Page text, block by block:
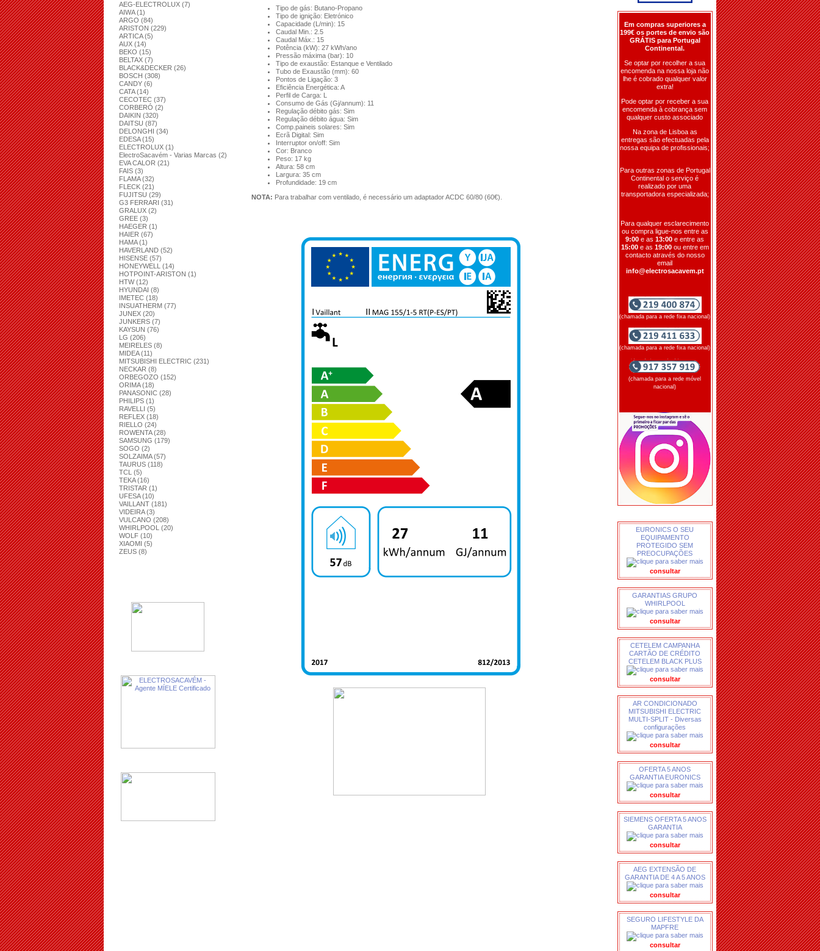
AEG-ELECTROLUX (7)
AIWA (1)
ARGO (84)
ARISTON (229)
ARTICA (5)
AUX (14)
BEKO (15)
BELTAX (7)
BLACK&DECKER (26)
BOSCH (308)
CANDY (6)
CATA (14)
CECOTEC (37)
CORBERÓ (2)
DAIKIN (320)
DAITSU (87)
DELONGHI (34)
EDESA (15)
ELECTROLUX (1)
ElectroSacavém - Varias Marcas (2)
EVA CALOR (21)
FAIS (3)
FLAMA (32)
FLECK (21)
FUJITSU (29)
G3 FERRARI (31)
GRALUX (2)
GREE (3)
HAEGER (1)
HAIER (67)
HAMA (1)
HAVERLAND (52)
HISENSE (57)
HONEYWELL (14)
HOTPOINT-ARISTON (1)
HTW (12)
HYUNDAI (8)
IMETEC (18)
INSUATHERM (77)
JUNEX (20)
JUNKERS (7)
KAYSUN (76)
LG (206)
MEIRELES (8)
MIDEA (11)
MITSUBISHI ELECTRIC (231)
NECKAR (8)
ORBEGOZO (152)
ORIMA (18)
PANASONIC (28)
PHILIPS (1)
RAVELLI (5)
REFLEX (18)
RIELLO (24)
ROWENTA (28)
SAMSUNG (179)
SOGO (2)
SOLZAIMA (57)
TAURUS (118)
TCL (5)
TEKA (16)
TRISTAR (1)
UFESA (10)
VAILLANT (181)
VIDEIRA (3)
VULCANO (208)
WHIRLPOOL (20)
WOLF (10)
XIAOMI (5)
ZEUS (8)
Tipo de gás: Butano-Propano
Tipo de ignição: Eletrónico
Capacidade (L/min): 15
Caudal Min.: 2.5
Caudal Máx.: 15
Potência (kW): 27 kWh/ano
Pressão máxima (bar): 10
Tipo de exaustão: Estanque e Ventilado
Tubo de Exaustão (mm): 60
Pontos de Ligação: 3
Eficiência Energética: A
Perfil de Carga: L
Consumo de Gás (Gj/annum): 11
Regulação débito gás: Sim
Regulação débito água: Sim
Comp.paineis solares: Sim
Ecrã Digital: Sim
Interruptor on/off: Sim
Cor: Branco
Peso: 17 kg
Altura: 58 cm
Largura: 35 cm
Profundidade: 19 cm
NOTA: Para trabalhar com ventilado, é necessário um adaptador ACDC 60/80 (60€).
Em compras superiores a
199€ os portes de envio são
GRÁTIS para Portugal
Continental.
Se optar por recolher a sua
encomenda na nossa loja não
lhe é cobrado qualquer valor
extra!
Pode optar por receber a sua
encomenda à cobrança sem
qualquer custo associado
Na zona de Lisboa as
entregas são efectuadas pela
nossa equipa de profissionais;
Para outras zonas de Portugal
Continental o serviço é
realizado por uma
transportadora especializada;
Para qualquer esclarecimento
ou compra ligue-nos entre as
9:00 e as 13:00 e entre as
15:00e as 19:00 ou entre em
contacto através do nosso
email
info@electrosacavem.pt
(chamada para a rede fixa nacional)
(chamada para a rede fixa nacional)
(chamada para a rede móvel
nacional)
EURONICS O SEU
EQUIPAMENTO
PROTEGIDO SEM
PREOCUPAÇÕES
consultar
GARANTIAS GRUPO
WHIRLPOOL
consultar
CETELEM CAMPANHA
CARTÃO DE CRÉDITO
CETELEM BLACK PLUS
consultar
AR CONDICIONADO
MITSUBISHI ELECTRIC
MULTI-SPLIT - Diversas
configurações
consultar
OFERTA 5 ANOS
GARANTIA EURONICS
consultar
SIEMENS OFERTA 5 ANOS
GARANTIA
consultar
AEG EXTENSÃO DE
GARANTIA DE 4 A 5 ANOS
consultar
SEGURO LIFESTYLE DA
MAPFRE
consultar